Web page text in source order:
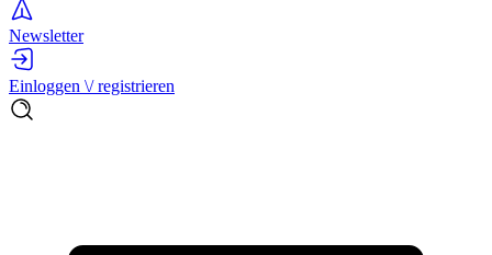
Newsletter
Einloggen \/ registrieren